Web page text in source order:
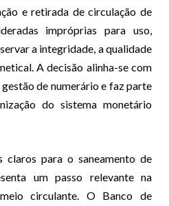
e retirada de circulação de
impróprias para uso,
a integridade, a qualidade
A decisão alinha-se com
de numerário e faz parte
do sistema monetário
para o saneamento de
um passo relevante na
circulante. O Banco de